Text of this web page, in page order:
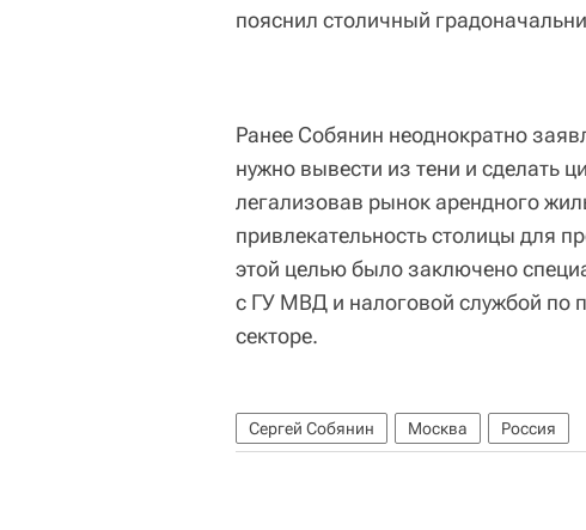
пояснил столичный
Ранее Собянин неоднократно
нужно вывести из тени и сделать
легализовав рынок арендного
привлекательность столицы для
этой целью было заключено
с ГУ МВД и налоговой службой по
секторе.
Сергей Собянин Москва Россия